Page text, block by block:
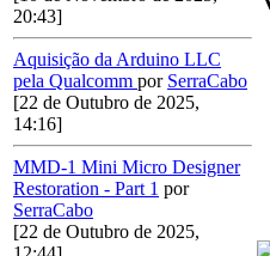
20:43]
Aquisição da Arduino LLC
pela Qualcomm por SerraCabo
[22 de Outubro de 2025,
14:16]
MMD-1 Mini Micro Designer
Restoration - Part 1 por
SerraCabo
[22 de Outubro de 2025,